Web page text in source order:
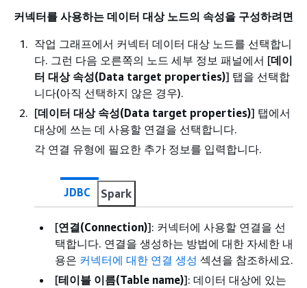
커넥터를 사용하는 데이터 대상 노드의 속성을 구성하려면
작업 그래프에서 커넥터 데이터 대상 노드를 선택합니
다. 그런 다음 오른쪽의 노드 세부 정보 패널에서 [데이
터 대상 속성(Data target properties)] 탭을 선택합
니다(아직 선택하지 않은 경우).
[데이터 대상 속성(Data target properties)] 탭에서
대상에 쓰는 데 사용할 연결을 선택합니다.
각 연결 유형에 필요한 추가 정보를 입력합니다.
JDBC Spark
[연결(Connection)]: 커넥터에 사용할 연결을 선
택합니다. 연결을 생성하는 방법에 대한 자세한 내
용은 커넥터에 대한 연결 생성 섹션을 참조하세요.
[테이블 이름(Table name)]: 데이터 대상에 있는